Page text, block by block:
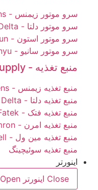
سرو موتور زیمنس - Siemens
سرو موتور دلتا - Delta
سرو موتور استون - Estun
سرو موتور سانیو - Sanyu
منبع تغذیه - Power supply
منبع تغذیه زیمنس - Siemens
منبع تغذیه دلتا - Delta
منبع تغذیه فتک - Fatek
منبع تغذیه امرن - Omron
منبع تغذیه مین ول - Meanwell
منبع تغذیه سوئیچینگ
اینورتر
Close اینورتر
Open اینورتر